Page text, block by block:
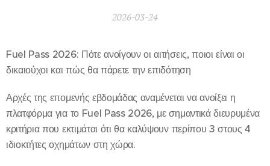
2026-03-24
Fuel Pass 2026: Πότε ανοίγουν οι αιτήσεις, ποιοι είναι οι
δικαιούχοι και πώς θα πάρετε την επιδότηση
Αρχές της επομενής εβδομάδας αναμένεται να ανοίξει η
πλατφόρμα για το Fuel Pass 2026, με σημαντικά διευρυμένα
κριτήρια που εκτιμάται ότι θα καλύψουν περίπου 3 στους 4
ιδιοκτήτες οχημάτων στη χώρα.